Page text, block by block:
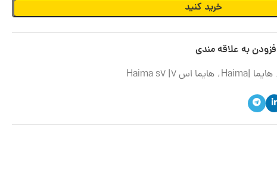
خرید کنید
به علاقه مندی
هایما |Haima , هایما اس 7| Haima s7